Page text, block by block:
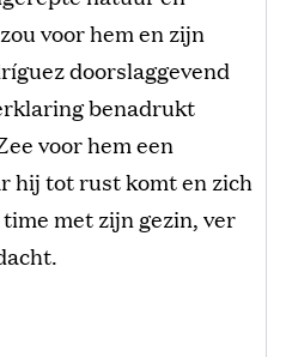
voor hem en zijn
doorslaggevend
benadrukt
voor hem een
hij tot rust komt en zich
met zijn gezin, ver